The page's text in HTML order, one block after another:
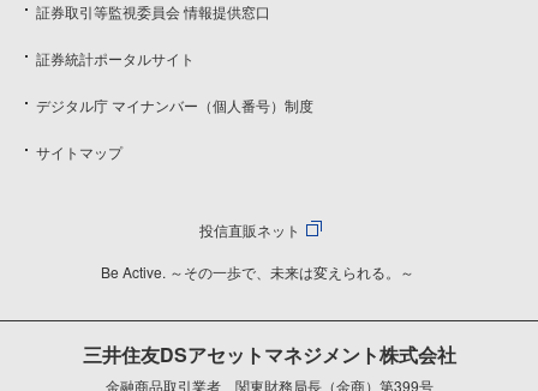
証券取引等監視委員会 情報提供窓口
証券統計ポータルサイト
デジタル庁 マイナンバー（個人番号）制度
サイトマップ
投信直販ネット
Be Active. ～その一歩で、未来は変えられる。～
三井住友DSアセットマネジメント株式会社
金融商品取引業者 関東財務局長（金商）第399号